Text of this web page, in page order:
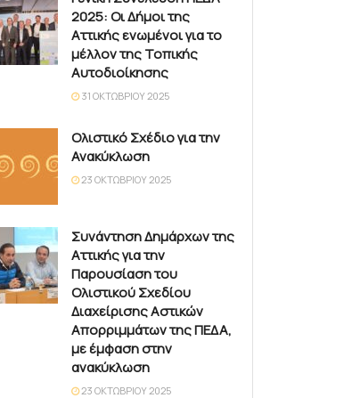
2025: Οι Δήμοι της
Αττικής ενωμένοι για το
μέλλον της Τοπικής
Αυτοδιοίκησης
31 ΟΚΤΩΒΡΊΟΥ 2025
Ολιστικό Σχέδιο για την
Ανακύκλωση
23 ΟΚΤΩΒΡΊΟΥ 2025
Συνάντηση Δημάρχων της
Αττικής για την
Παρουσίαση του
Ολιστικού Σχεδίου
Διαχείρισης Αστικών
Απορριμμάτων της ΠΕΔΑ,
με έμφαση στην
ανακύκλωση
23 ΟΚΤΩΒΡΊΟΥ 2025